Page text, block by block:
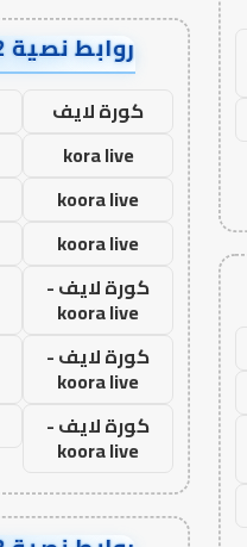
روابط نصية AA18012
كورة لايف
kora live
koora live
koora live
كورة لايف -
koora live
كورة لايف -
koora live
كورة لايف -
koora live